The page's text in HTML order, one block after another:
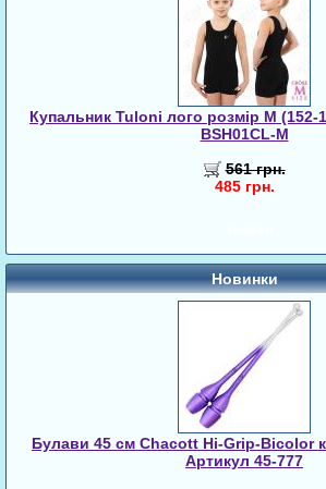
Купальник Tuloni лого розмір M (152-
BSH01CL-M
561 грн.
485 грн.
Новинки
Булави 45 cм Chacott Hi-Grip-Bicolor
Артикул 45-777